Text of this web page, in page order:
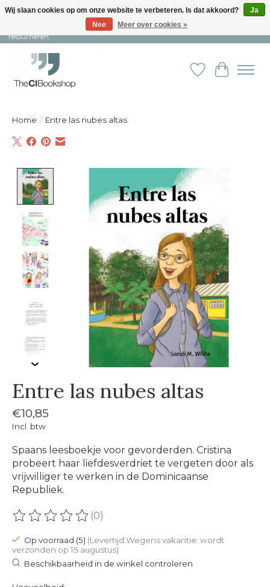
Snelle levering en persoonlijke service ︱ Niet goed? Geld terug! ︱ Gratis
retourneren.
Verlanglijst
Home / Entre las nubes altas
Product image slideshow Items
Entre las nubes altas
€10,85
Incl. btw
Spaans leesboekje voor gevorderden. Cristina
probeert haar liefdesverdriet te vergeten door als
vrijwilliger te werken in de Dominicaanse
Republiek.
De beoordeling van dit product is
(0)
Op voorraad (5) (Levertijd:Wegens vakantie: wordt
verzonden op 15 augustus)
Beschikbaarheid in de winkel controleren
Wij slaan cookies op om onze website te verbeteren. Is dat akkoord?
Ja
Nee
Meer over cookies »